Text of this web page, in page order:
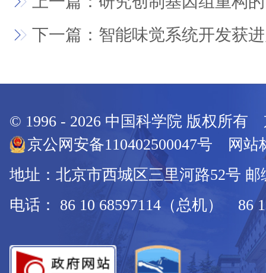
下一篇：智能味觉系统开发获
© 1996 - 2026 中国科学院 版权所有
京公网安备110402500047号 网站
地址：北京市西城区三里河路52号 邮
电话： 86 10 68597114（总机） 86